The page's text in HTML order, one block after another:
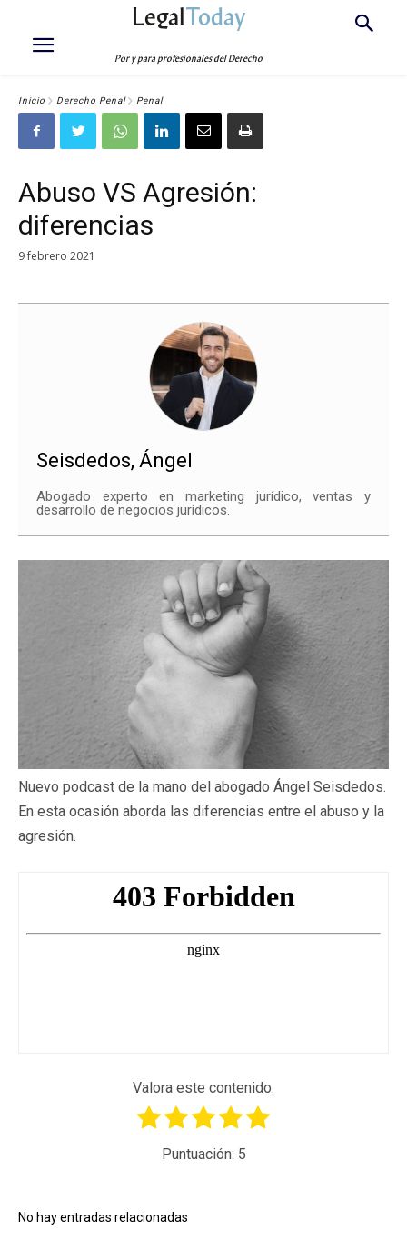
LegalToday
Por y para profesionales del Derecho
Inicio Derecho Penal Penal
Abuso VS Agresión:
diferencias
9 febrero 2021
Seisdedos, Ángel
Abogado experto en marketing jurídico, ventas y
desarrollo de negocios jurídicos.
Nuevo podcast de la mano del abogado Ángel Seisdedos.
En esta ocasión aborda las diferencias entre el abuso y la
agresión.
Valora este contenido.
Puntuación: 5
No hay entradas relacionadas